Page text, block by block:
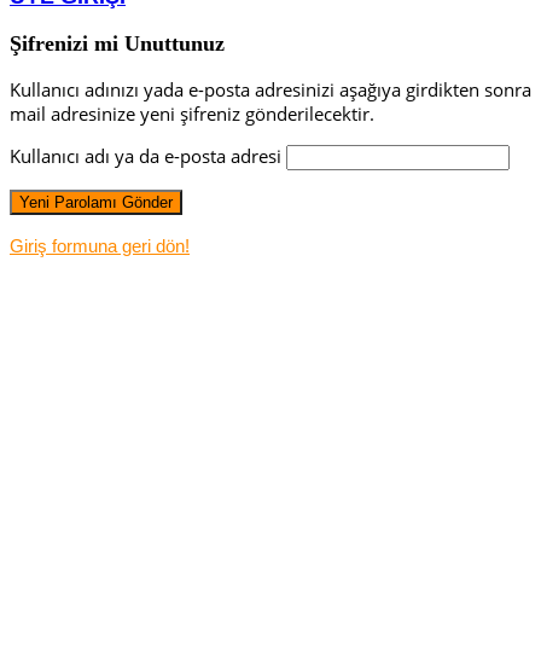
Şifrenizi mi Unuttunuz
Kullanıcı adınızı yada e-posta adresinizi aşağıya girdikten sonra
mail adresinize yeni şifreniz gönderilecektir.
Kullanıcı adı ya da e-posta adresi
Giriş formuna geri dön!